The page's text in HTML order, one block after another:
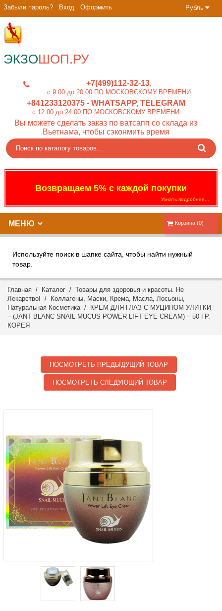
Рубль
Забыли пароль? Вход Оформить
ЭКЗОШОП.РУ
+7(499)112-32-13
c 9.00 до 20.00 ПО МОСКОВСКОМУ ВРЕМЕНИ
+841233120375- WHATSAPP, TELEGRAM
c 12.00 до 24.00 ПО МОСКОВСКОМУ ВРЕМЕНИ
Вы можете сделать заказ по ватсапп со склада из
Вьетнама, чтобы сэконмить время
Возвращаем 5% с каждой покупки
Узнать подробнее...
Корзина (0)
МЕНЮ
Используйте поиск в шапке сайта, чтобы найти нужный
товар.
Главная / Каталог / Товары для здоровья и красоты. Не
Лекарство! /
Коллагены, Маски, Крема, Масла, Лосьоны,
Натуральная Косметика/ КРЕМ ДЛЯ ГЛАЗ С МУЦИНОМ УЛИТКИ
– (JANT BLANC SNAIL MUCUS POWER LIFT EYE CREAM) – 50 ГР.
КОРЕЯ
ПОСМОТРЕТЬ ПРЕДЫДУЩИЙ ТОВАР
ПОСМОТРЕТЬ СЛЕДУЮЩИЙ ТОВАР